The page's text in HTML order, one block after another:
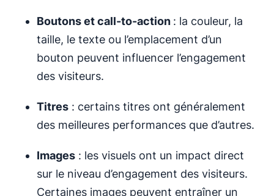
Boutons et call-to-action : la couleur, la
taille, le texte ou l’emplacement d’un
bouton peuvent influencer l’engagement
des visiteurs.
Titres : certains titres ont généralement
des meilleures performances que d’autres.
Images : les visuels ont un impact direct
sur le niveau d’engagement des visiteurs.
Certaines images peuvent entraîner un